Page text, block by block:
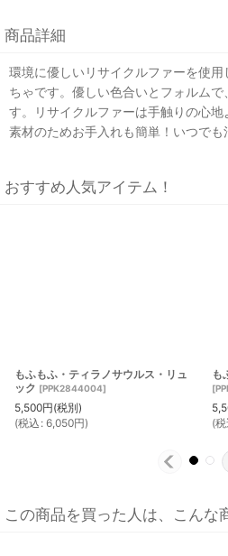
商品詳細
環境に優しいリサイクルファーを使
ちゃです。優しい色合いとフォルム
す。リサイクルファーは手触りの心
素材のためお手入れも簡単！いつでも
おすすめ人気アイテム！
もふもふ・ティラノサウルス・リュ
ック [PPK2844004]
5,500円(税別)
(税込 : 6,050円)
も
[
(税
この商品を買った人は、こんな